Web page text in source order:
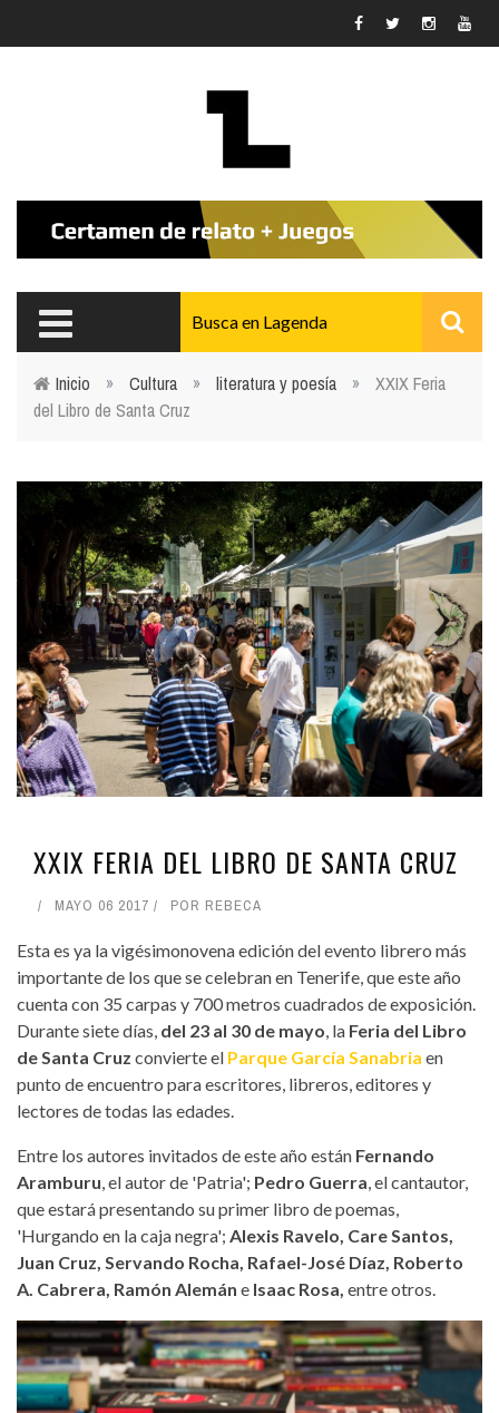
Usted está aquí
Inicio » Cultura » literatura y poesía »
XXIX Feria
del Libro de Santa Cruz
XXIX FERIA DEL LIBRO DE SANTA CRUZ
MAYO 06 2017 POR REBECA
Esta es ya la vigésimonovena edición del evento librero más
importante de los que se celebran en Tenerife, que este año
cuenta con 35 carpas y 700 metros cuadrados de exposición.
Durante siete días, del 23 al 30 de mayo, la Feria del Libro
de Santa Cruz convierte el Parque García Sanabria en
punto de encuentro para escritores, libreros, editores y
lectores de todas las edades.
Entre los autores invitados de este año están Fernando
Aramburu, el autor de 'Patria'; Pedro Guerra, el cantautor,
que estará presentando su primer libro de poemas,
'Hurgando en la caja negra'; Alexis Ravelo, Care Santos,
Juan Cruz, Servando Rocha, Rafael-José Díaz, Roberto
A. Cabrera, Ramón Alemán e Isaac Rosa, entre otros.